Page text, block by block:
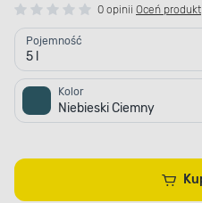
0 opinii Oceń produkt
Pojemność
5 l
Kolor
Niebieski Ciemny